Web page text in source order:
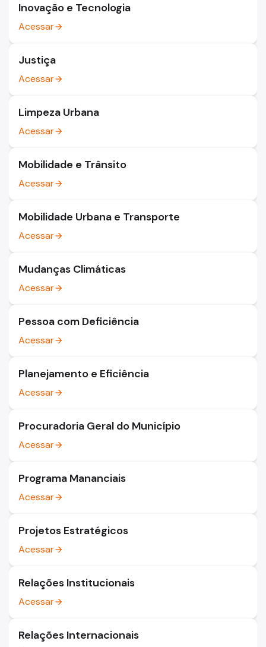
Inovação e Tecnologia
Acessararrow_forward
Justiça
Acessararrow_forward
Limpeza Urbana
Acessararrow_forward
Mobilidade e Trânsito
Acessararrow_forward
Mobilidade Urbana e Transporte
Acessararrow_forward
Mudanças Climáticas
Acessararrow_forward
Pessoa com Deficiência
Acessararrow_forward
Planejamento e Eficiência
Acessararrow_forward
Procuradoria Geral do Município
Acessararrow_forward
Programa Mananciais
Acessararrow_forward
Projetos Estratégicos
Acessararrow_forward
Relações Institucionais
Acessararrow_forward
Relações Internacionais